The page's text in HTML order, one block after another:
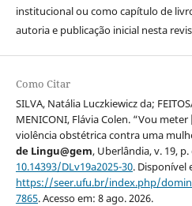
institucional ou como capítulo de
autoria e publicação inicial nesta
Como Citar
SILVA, Natália Luczkiewicz da;
MENICONI, Flávia Colen. “Vou
violência obstétrica contra uma
de Lingu@gem, Uberlândia, v. 19, p.
10.14393/DLv19a2025-30. Disponível
https://seer.ufu.br/index.php/
7865. Acesso em: 8 ago. 2026.